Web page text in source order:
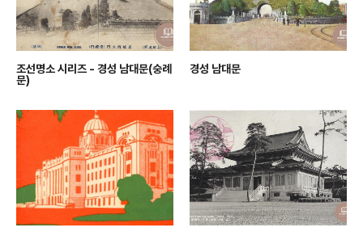
조선명소 시리즈 - 경성 남대문(숭례
문)
경성 남대문